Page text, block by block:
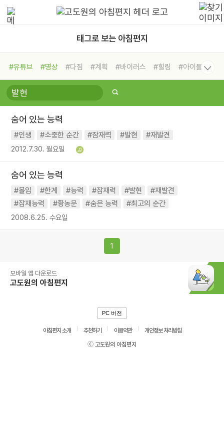
태그로 보는 아침편지
#유튜브 #명상 #다짐 #계획 #바이러스 #힐링
#아이들
#비전캠프
#독서캠프 #삶
#희망
#나눔 #친구 #링컨학교
#독서
#건강 #면역력
숨어 있는 능력
#인생 #소중한 순간 #잠재력 #발현 #재발견
2012.7.30. 월요일
숨어 있는 능력
#몰입 #한계 #능력 #잠재력 #발현
#재발견
#잠재능력
#황농문 #숨은 능력 #최고의 순간
2008.6.25. 수요일
1
모바일 앱 다운로드
고도원의 아침편지
PC 버전
아침편지 소개 추천하기 이용약관
개인정보 처리방침
ⓒ 고도원의 아침편지